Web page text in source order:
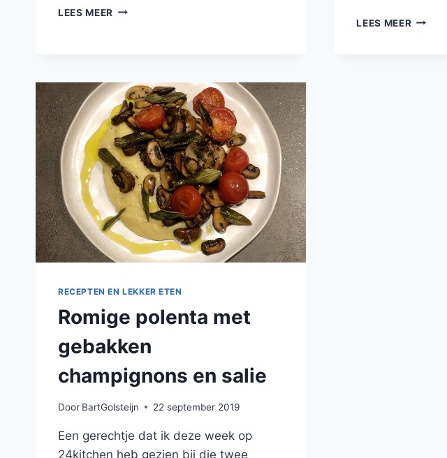
LEES MEER GEGRILDE
POLENTA
LEES MEERROMIGE
RECEPTEN EN LEKKER ETEN
Romige polenta met
gebakken
champignons en salie
Door BartGolsteijn 22 september 2019
Een gerechtje dat ik deze week op
24kitchen heb gezien bij die twee